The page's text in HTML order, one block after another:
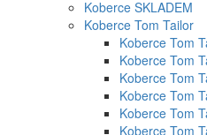
Koberce SKLADEM
Koberce Tom Tailor
Koberce Tom
Koberce Tom
Koberce Tom
Koberce Tom
Koberce Tom
Koberce Tom